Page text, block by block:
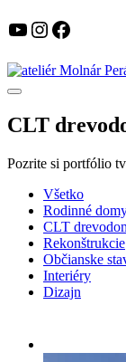
YouTube
Instagram
Facebook
CLT
Pozrite si portfólio
Všetko
Rodinné
CLT
Rekonštrukcie
Občianske
Interiéry
Dizajn